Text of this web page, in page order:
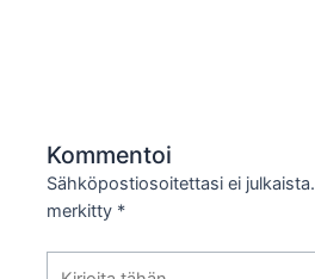
Kommentoi
Sähköpostiosoitettasi ei julkaista.
merkitty *